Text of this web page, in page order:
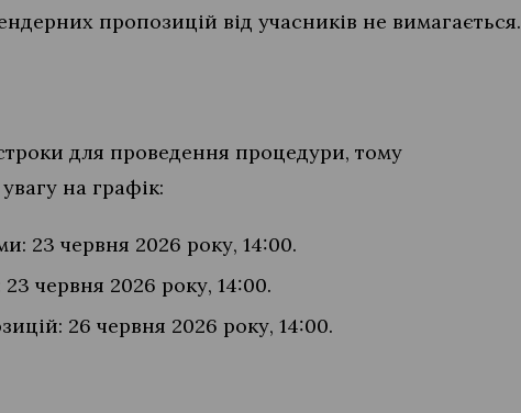
пропозицій від учасників не вимагається.
для проведення процедури, тому
на графік:
23 червня 2026 року, 14:00.
червня 2026 року, 14:00.
26 червня 2026 року, 14:00.